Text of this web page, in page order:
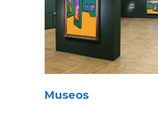
Museos